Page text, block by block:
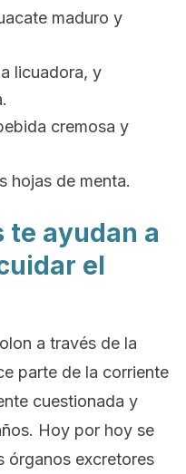
maduro y
licuadora, y
cremosa y
hojas de menta.
te ayudan a
el
a través de la
parte de la corriente
cuestionada y
Hoy por hoy se
órganos excretores